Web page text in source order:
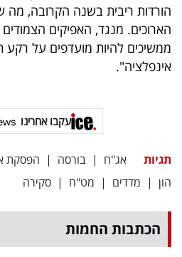
פרסמו
באייס
עקבו
הורדות ריבית בשנה הקרובה, מה
הארוכים. מנגד, האפיקים הצמודים
ממשיכים להיות מועדפים על
אינפלציה".
עקבו אחרינו
תגיות אג"ח | בורסה | הפסקת
הון | מדדים | מט"ח | סקירה
הכתבות החמות